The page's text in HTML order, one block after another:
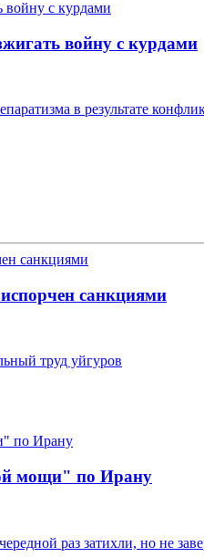
войну с курдами
в результате
санкциями
труд уйгуров
мощи" по Ирану
раз затихли, но не